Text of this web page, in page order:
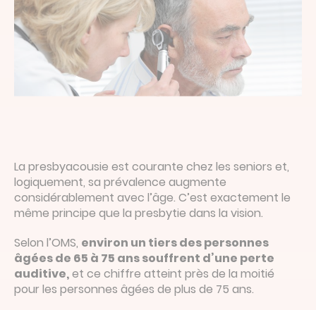
La presbyacousie est courante chez les seniors et,
logiquement, sa prévalence augmente
considérablement avec l’âge. C’est exactement le
même principe que la presbytie dans la vision.
Selon l’OMS, environ un tiers des personnes
âgées de 65 à 75 ans souffrent d’une perte
auditive,et ce chiffre atteint près de la moitié
pour les personnes âgées de plus de 75 ans.